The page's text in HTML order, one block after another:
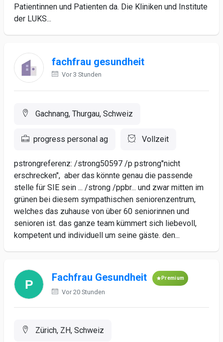
Patientinnen und Patienten da. Die Kliniken und Institute
der LUKS...
fachfrau gesundheit
Vor 3 Stunden
Gachnang, Thurgau, Schweiz
progress personal ag Vollzeit
pstrongreferenz: /strong50597 /p pstrong"nicht
erschrecken", aber das könnte genau die passende
stelle für SIE sein ... /strong /ppbr... und zwar mitten im
grünen bei diesem sympathischen seniorenzentrum,
welches das zuhause von über 60 seniorinnen und
senioren ist. das ganze team kümmert sich liebevoll,
kompetent und individuell um seine gäste. den...
Fachfrau Gesundheit Premium
Vor 20 Stunden
Zürich, ZH, Schweiz